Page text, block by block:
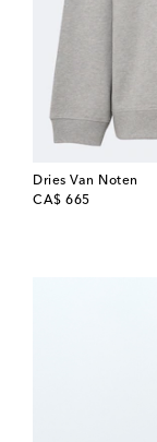
Dries Van Noten
CA$ 665
original price